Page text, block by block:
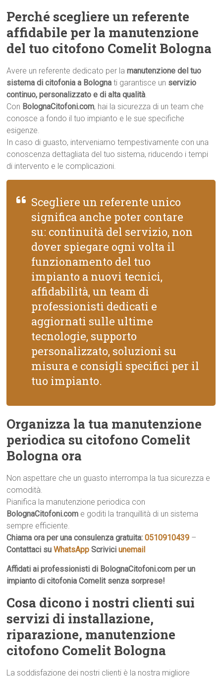
Perché scegliere un referente
affidabile per la manutenzione
del tuo citofono Comelit Bologna
Avere un referente dedicato per lamanutenzione del tuo
sistema di citofonia a Bologna ti garantisce un servizio
continuo, personalizzato e di alta qualità.
Con BolognaCitofoni.com, hai la sicurezza di un team che
conosce a fondo il tuo impianto e le sue specifiche
esigenze.
In caso di guasto, interveniamo tempestivamente con una
conoscenza dettagliata del tuo sistema, riducendo i tempi
di intervento e le complicazioni.
Scegliere un referente unico
significa anche poter contare
su: continuità del servizio, non
dover spiegare ogni volta il
funzionamento del tuo
impianto a nuovi tecnici,
affidabilità, un team di
professionisti dedicati e
aggiornati sulle ultime
tecnologie, supporto
personalizzato, soluzioni su
misura e consigli specifici per il
tuo impianto.
Organizza la tua manutenzione
periodica su citofono Comelit
Bologna ora
Non aspettare che un guasto interrompa la tua sicurezza e
comodità.
Pianifica la manutenzione periodica con
BolognaCitofoni.com e goditi la tranquillità di un sistema
sempre efficiente.
Chiama ora per una consulenza gratuita:0510910439 –
Contattaci suWhatsApp Scriviciunemail
Affidati ai professionisti di BolognaCitofoni.com per un
impianto di citofonia Comelit senza sorprese!
Cosa dicono i nostri clienti sui
servizi di installazione,
riparazione, manutenzione
citofono Comelit Bologna
La soddisfazione dei nostri clienti è la nostra migliore